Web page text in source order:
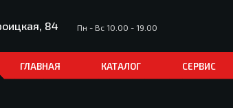
ГЛАВНАЯ КАТАЛОГ СЕРВИС
Пн - Вс 10.00 - 19.00
84